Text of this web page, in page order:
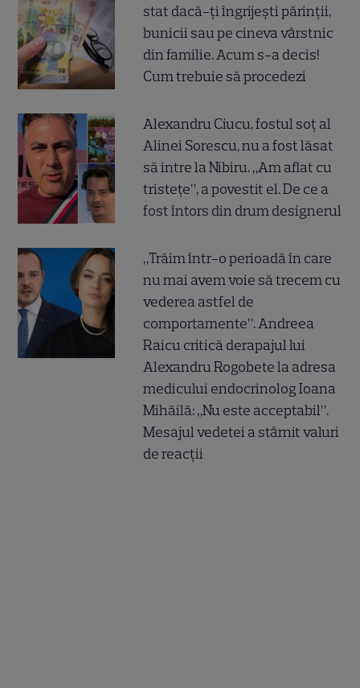
stat dacă-ți îngrijești părinții,
bunicii sau pe cineva vârstnic
din familie. Acum s-a decis!
Cum trebuie să procedezi
Alexandru Ciucu, fostul soț al
Alinei Sorescu, nu a fost lăsat
să intre la Nibiru. „Am aflat cu
tristețe”, a povestit el. De ce a
fost întors din drum designerul
„Trăim într-o perioadă în care
nu mai avem voie să trecem cu
vederea astfel de
comportamente”. Andreea
Raicu critică derapajul lui
Alexandru Rogobete la adresa
medicului endocrinolog Ioana
Mihăilă: „Nu este acceptabil”.
Mesajul vedetei a stârnit valuri
de reacții